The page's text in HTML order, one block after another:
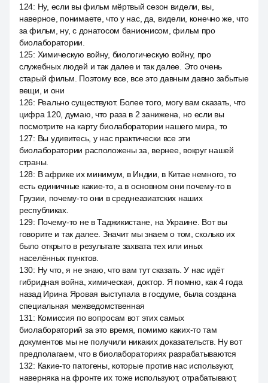
124: Ну, если вы фильм мёртвый сезон видели, вы,
наверное, понимаете, что у нас, да, видели, конечно же, что
за фильм, ну, с донатосом банионисом, фильм про
биолаборатории.
125: Химическую войну, биологическую войну, про
служебных людей и так далее и так далее. Это очень
старый фильм. Поэтому все, все это давным давно забытые
вещи, и они
126: Реально существуют. Более того, могу вам сказать, что
цифра 120, думаю, что раза в 2 занижена, но если вы
посмотрите на карту биолаборатории нашего мира, то
127: Вы удивитесь, у нас практически все эти
биолаборатории расположены за, вернее, вокруг нашей
страны.
128: В африке их минимум, в Индии, в Китае немного, то
есть единичные какие-то, а в основном они почему-то в
Грузии, почему-то они в среднеазиатских наших
республиках.
129: Почему-то не в Таджикистане, на Украине. Вот вы
говорите и так далее. Значит мы знаем о том, сколько их
было открыто в результате захвата тех или иных
населённых пунктов.
130: Ну что, я не знаю, что вам тут сказать. У нас идёт
гибридная война, химическая, доктор. Я помню, как 4 года
назад Ирина Яровая выступала в госдуме, была создана
специальная межведомственная
131 : Комиссия по вопросам вот этих самых
биолабораторий за это время, помимо каких-то там
документов мы не получили никаких доказательств. Ну вот
предполагаем, что в биолабораториях разрабатываются
132: Какие-то патогены, которые против нас используют,
наверняка на фронте их тоже используют, отрабатывают,